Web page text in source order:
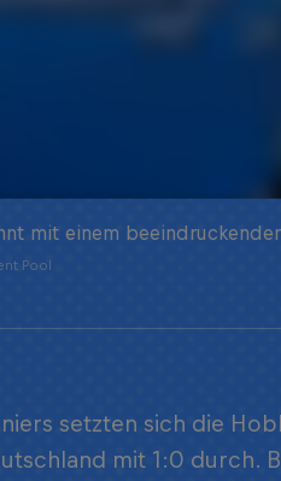
mit einem
Pool
setzten sich die
mit 1:0 durch.